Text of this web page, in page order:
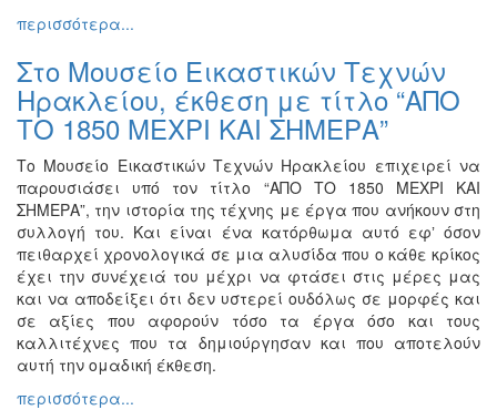
Ημερίδες
-
Διημερίδες
Σεμινάρια-
Διαλέξεις-
Ομιλίες
Διάφορες
Εκθέσεις
Εκδηλώσεις
για
Παιδιά
Άλλες
Εκδηλώσεις
περισσότερα...
Στο Μουσείο Εικαστικών Τεχνών
Ηρακλείου, έκθεση με τίτλο “ΑΠΟ
ΤΟ 1850 ΜΕΧΡΙ ΚΑΙ ΣΗΜΕΡΑ”
Το Μουσείο Εικαστικών Τεχνών Ηρακλείου επιχειρεί να
παρουσιάσει υπό τον τίτλο “ΑΠΟ ΤΟ 1850 ΜΕΧΡΙ ΚΑΙ
ΣΗΜΕΡΑ”, την ιστορία της τέχνης με έργα που ανήκουν στη
συλλογή του. Και είναι ένα κατόρθωμα αυτό εφʼ όσον
πειθαρχεί χρονολογικά σε μια αλυσίδα που ο κάθε κρίκος
έχει την συνέχειά του μέχρι να φτάσει στις μέρες μας
και να αποδείξει ότι δεν υστερεί ουδόλως σε μορφές και
σε αξίες που αφορούν τόσο τα έργα όσο και τους
καλλιτέχνες που τα δημιούργησαν και που αποτελούν
αυτή την ομαδική έκθεση.
περισσότερα...